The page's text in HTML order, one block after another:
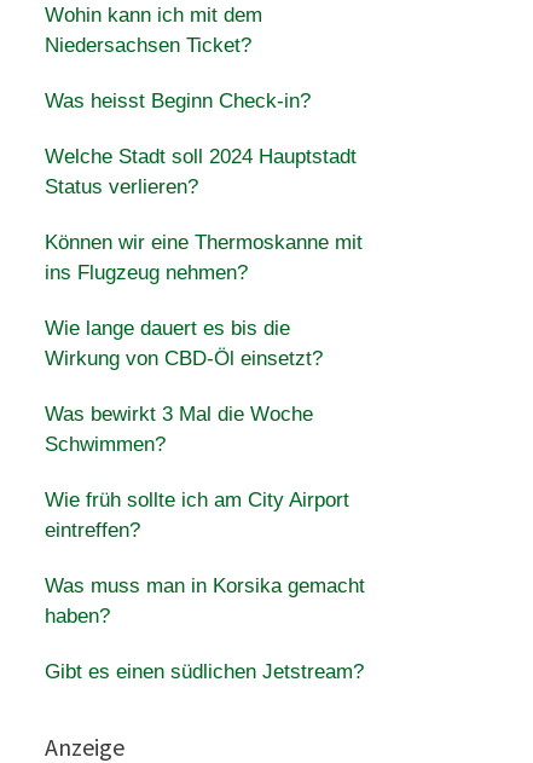
Wohin kann ich mit dem
Niedersachsen Ticket?
Was heisst Beginn Check-in?
Welche Stadt soll 2024 Hauptstadt
Status verlieren?
Können wir eine Thermoskanne mit
ins Flugzeug nehmen?
Wie lange dauert es bis die
Wirkung von CBD-Öl einsetzt?
Was bewirkt 3 Mal die Woche
Schwimmen?
Wie früh sollte ich am City Airport
eintreffen?
Was muss man in Korsika gemacht
haben?
Gibt es einen südlichen Jetstream?
Anzeige